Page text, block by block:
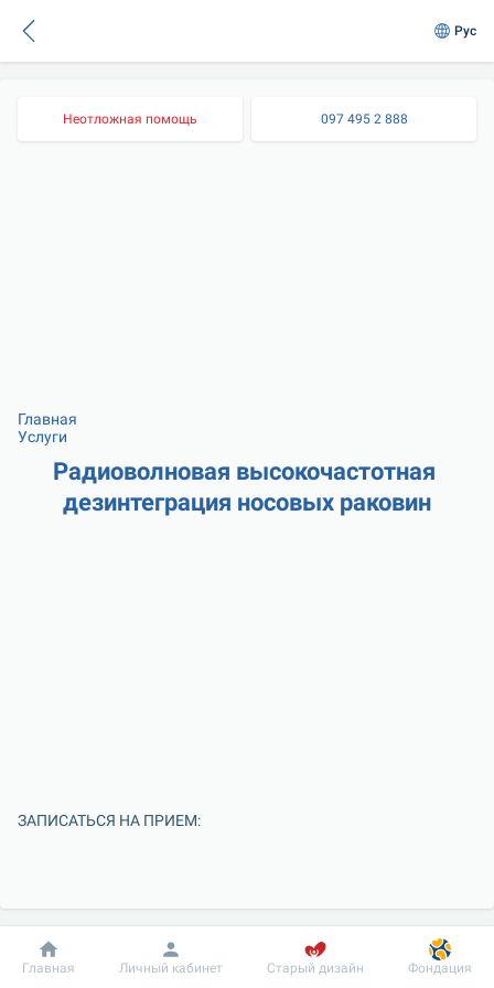
Рус
Неотложная помощь 097 495 2 888
Главная
Услуги
Радиоволновая высокочастотная
дезинтеграция носовых раковин
ЗАПИСАТЬСЯ НА ПРИЕМ:
Добробут Информация Пациенту
Главная Личный кабинет Старый дизайн Фондация